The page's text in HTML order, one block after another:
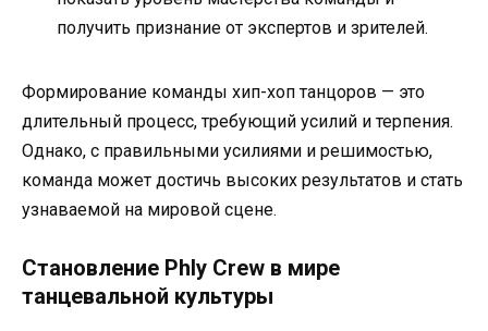
получить признание от экспертов и зрителей.
Формирование команды хип-хоп танцоров — это
длительный процесс, требующий усилий и терпения.
Однако, с правильными усилиями и решимостью,
команда может достичь высоких результатов и стать
узнаваемой на мировой сцене.
Становление Phly Crew в мире
танцевальной культуры